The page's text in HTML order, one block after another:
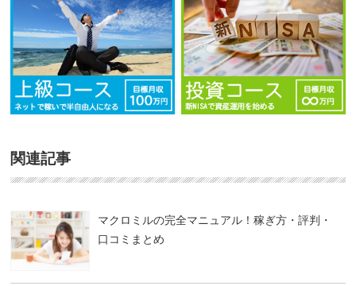
関連記事
マクロミルの完全マニュアル！稼ぎ方・評判・
口コミまとめ